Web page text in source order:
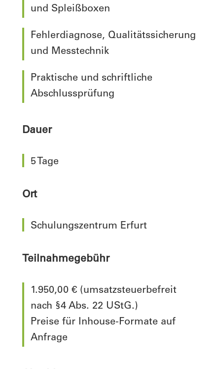
und Spleißboxen
Fehlerdiagnose, Qualitätssicherung
und Messtechnik
Praktische und schriftliche
Abschlussprüfung
Dauer
5 Tage
Ort
Schulungszentrum Erfurt
Teilnahmegebühr
1.950,00 € (umsatzsteuerbefreit
nach §4 Abs. 22 UStG.)
Preise für Inhouse-Formate auf
Anfrage